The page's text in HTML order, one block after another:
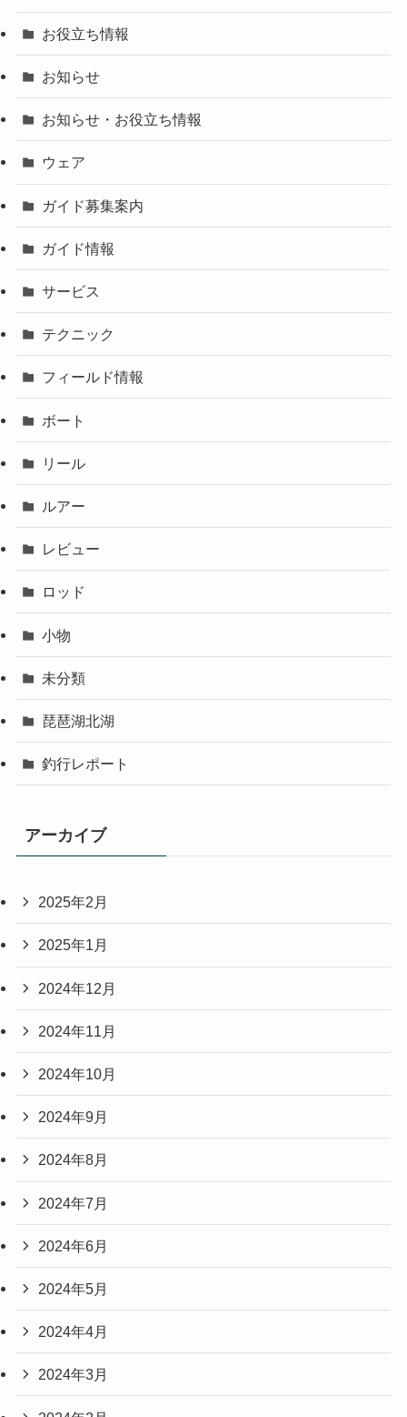
お役立ち情報
お知らせ
お知らせ・お役立ち情報
ウェア
ガイド募集案内
ガイド情報
サービス
テクニック
フィールド情報
ボート
リール
ルアー
レビュー
ロッド
小物
未分類
琵琶湖北湖
釣行レポート
アーカイブ
2025年2月
2025年1月
2024年12月
2024年11月
2024年10月
2024年9月
2024年8月
2024年7月
2024年6月
2024年5月
2024年4月
2024年3月